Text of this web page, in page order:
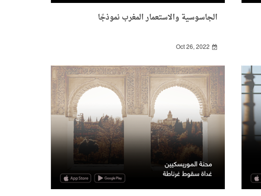
الجاسوسية والاستعمار المغرب نموذجًا
Oct 26, 2022